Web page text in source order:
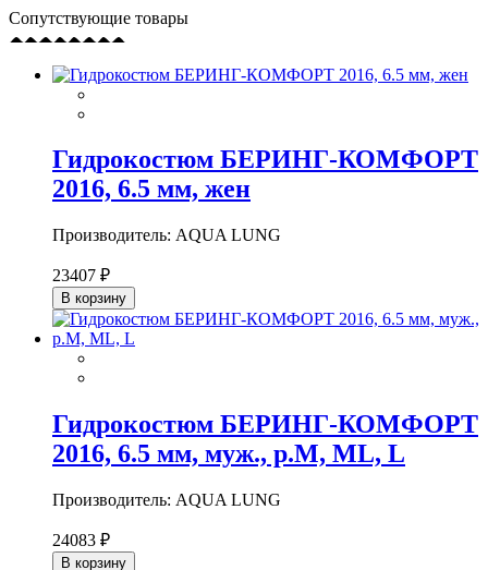
Сопутствующие товары
Гидрокостюм БЕРИНГ-КОМФОРТ
2016, 6.5 мм, жен
Производитель: AQUA LUNG
23407 ₽
В корзину
Гидрокостюм БЕРИНГ-КОМФОРТ
2016, 6.5 мм, муж., р.M, ML, L
Производитель: AQUA LUNG
24083 ₽
В корзину